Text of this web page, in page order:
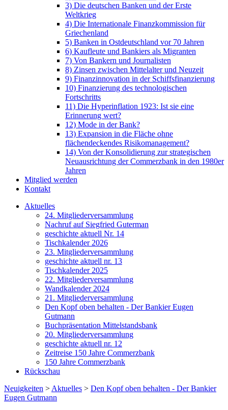
3) Die deutschen Banken und der Erste
Weltkrieg
4) Die Internationale Finanzkommission für
Griechenland
5) Banken in Ostdeutschland vor 70 Jahren
6) Kaufleute und Bankiers als Migranten
7) Von Bankern und Journalisten
8) Zinsen zwischen Mittelalter und Neuzeit
9) Finanzinnovation in der Schiffsfinanzierung
10) Finanzierung des technologischen
Fortschritts
11) Die Hyperinflation 1923: Ist sie eine
Erinnerung wert?
12) Mode in der Bank?
13) Expansion in die Fläche ohne
flächendeckendes Risikomanagement?
14) Von der Konsolidierung zur strategischen
Neuausrichtung der Commerzbank in den 1980er
Jahren
Mitglied werden
Kontakt
Aktuelles
24. Mitgliederversammlung
Nachruf auf Siegfried Guterman
geschichte aktuell Nr. 14
Tischkalender 2026
23. Mitgliederversammlung
geschichte aktuell nr. 13
Tischkalender 2025
22. Mitgliederversammlung
Wandkalender 2024
21. Mitgliederversammlung
Den Kopf oben behalten - Der Bankier Eugen
Gutmann
Buchpräsentation Mittelstandsbank
20. Mitgliederversammlung
geschichte aktuell nr. 12
Zeitreise 150 Jahre Commerzbank
150 Jahre Commerzbank
Rückschau
Neuigkeiten > Aktuelles > Den Kopf oben behalten - Der Bankier
Eugen Gutmann